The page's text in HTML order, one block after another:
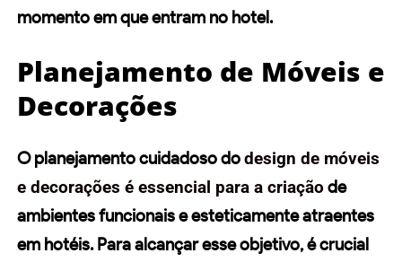
momento em que entram no hotel.
Planejamento de Móveis e
Decorações
Oplanejamentocuidadoso dodesign de móveis
e decorações é essencial para a criação de
ambientes funcionaise esteticamente atraentes
em hotéis. Para alcançar esse objetivo, é crucial